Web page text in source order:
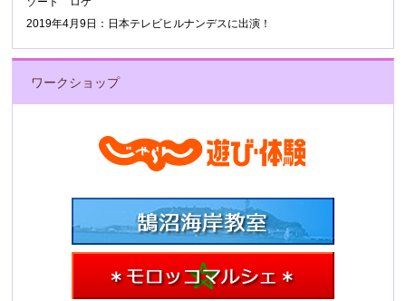
2019年4月9日：日本テレビヒルナンデスに出演！
ワークショップ